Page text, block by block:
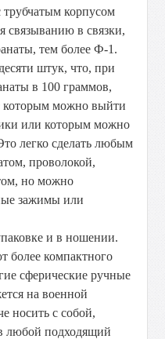
трубчатым корпусом
связыванию в связки,
тем более Ф-1.
штук, что, при
в 100 граммов,
которым можно выйти
или которым можно
легко сделать любым
проволокой,
но можно
зажимы или
и в ношении.
более компактного
сферические ручные
на военной
носить с собой,
любой подходящий